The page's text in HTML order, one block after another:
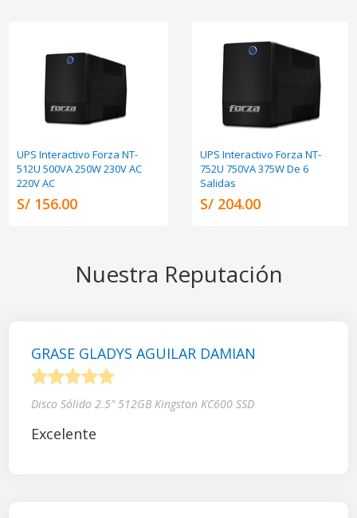
UPS Interactivo Forza NT-
512U 500VA 250W 230V AC
220V AC
S/ 156.00
UPS Interactivo Forza NT-
752U 750VA 375W De 6
Salidas
S/ 204.00
Nuestra Reputación
GRASE GLADYS AGUILAR DAMIAN
Disco Sólido 2.5" 512GB Kingston KC600 SSD
Excelente